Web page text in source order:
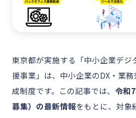
東京都が実施する「中小企業デジ
援事業」は、中小企業のDX・業
成制度です。この記事では、 令和
募集）の最新情報をもとに、対象